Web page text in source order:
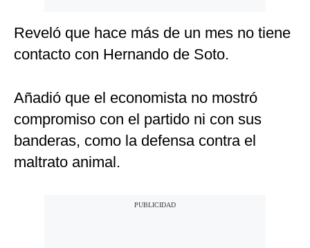
Reveló que hace más de un mes no tiene
contacto con Hernando de Soto.
Añadió que el economista no mostró
compromiso con el partido ni con sus
banderas, como la defensa contra el
maltrato animal.